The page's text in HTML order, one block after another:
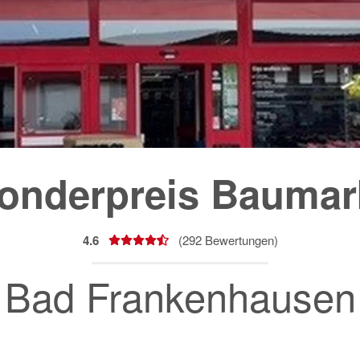
4.6 (292Bewertungen)
Bad Frankenhausen